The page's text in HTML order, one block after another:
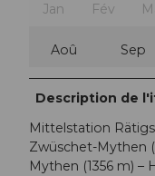
Jan Fév
Aoû Sep
Description de
Mittelstation Rätigs
Zwüschet-Mythen
Mythen (1356 m) –